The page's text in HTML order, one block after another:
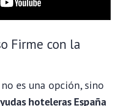
Firme con la
es una opción, sino
hoteleras España